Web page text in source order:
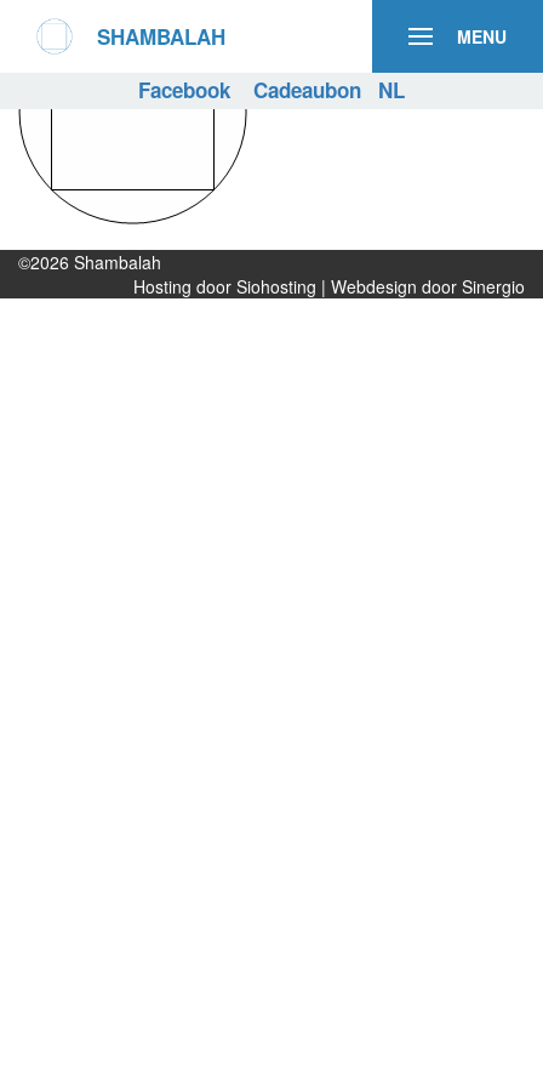
SHAMBALAH MENU
Facebook Cadeaubon NL
©2026 Shambalah
Hosting door Siohosting | Webdesign door Sinergio